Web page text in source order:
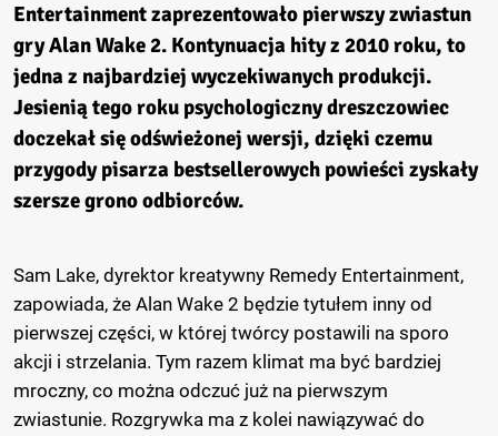
Entertainment zaprezentowało pierwszy zwiastun
gry Alan Wake 2. Kontynuacja hity z 2010 roku, to
jedna z najbardziej wyczekiwanych produkcji.
Jesienią tego roku psychologiczny dreszczowiec
doczekał się odświeżonej wersji, dzięki czemu
przygody pisarza bestsellerowych powieści zyskały
szersze grono odbiorców.
Sam Lake, dyrektor kreatywny Remedy Entertainment,
zapowiada, że Alan Wake 2 będzie tytułem inny od
pierwszej części, w której twórcy postawili na sporo
akcji i strzelania. Tym razem klimat ma być bardziej
mroczny, co można odczuć już na pierwszym
zwiastunie. Rozgrywka ma z kolei nawiązywać do